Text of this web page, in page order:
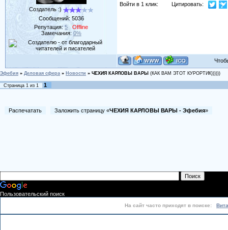
Создатель :)
Сообщений: 5036
Репутация:5
Offline
Замечания: 0%
Войти в 1 клик: Цитировать:
Эфебия » Деловая сфера » Новости » ЧЕХИЯ КАРЛОВЫ ВАРЫ (КАК ВАМ ЭТОТ КУРОРТИК))))))
Страница 1 из 1 1
Распечатать Заложить страницу «ЧЕХИЯ КАРЛОВЫ ВАРЫ - Эфебия»
Пользовательский поиск
На сайт часто приходят в поиске: